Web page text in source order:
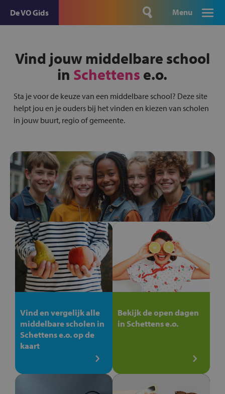
De VO Gids Menu
Vind jouw middelbare school
in Schettens e.o.
Sta je voor de keuze van een middelbare school? Deze site
helpt jou en je ouders bij het vinden en kiezen van scholen
in jouw buurt, regio of gemeente.
Vind en vergelijk alle
middelbare scholen in
Schettens e.o. op de
kaart
Bekijk de open dagen
in Schettens e.o.